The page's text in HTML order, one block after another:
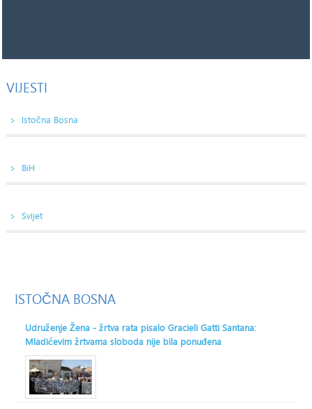
VIJESTI
Istočna Bosna
BiH
Svijet
ISTOČNA BOSNA
Udruženje Žena - žrtva rata pisalo Gracieli Gatti Santana:
Mladićevim žrtvama sloboda nije bila ponuđena